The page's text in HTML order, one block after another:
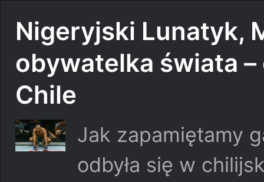
Nigeryjski Lunatyk,
obywatelka świata
Chile
Jak zapamiętamy
odbyła się w